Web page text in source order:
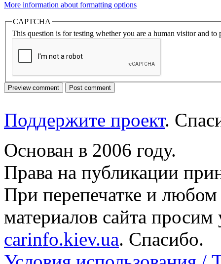
More information about formatting options
CAPTCHA
This question is for testing whether you are a human visitor and to
Поддержите проект.
Основан в 2006 году.
Права на публикации
При перепечатке и
материалов сайта просим
carinfo.kiev.ua. Спасибо.